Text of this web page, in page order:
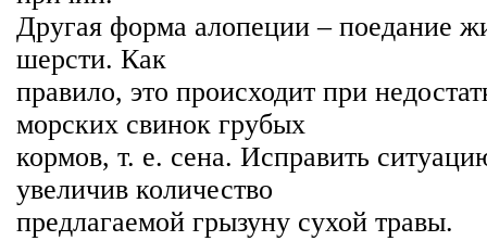
Другая форма алопеции – поедание
шерсти. Как
правило, это происходит при
морских свинок грубых
кормов, т. е. сена. Исправить
увеличив количество
предлагаемой грызуну сухой травы.